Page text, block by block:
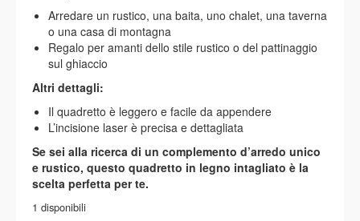
Arredare un rustico, una baita, uno chalet, una taverna
o una casa di montagna
Regalo per amanti dello stile rustico o del pattinaggio
sul ghiaccio
Altri dettagli:
Il quadretto è leggero e facile da appendere
L’incisione laser è precisa e dettagliata
Se sei alla ricerca di un complemento d’arredo unico
e rustico, questo quadretto in legno intagliato è la
scelta perfetta per te.
1 disponibili